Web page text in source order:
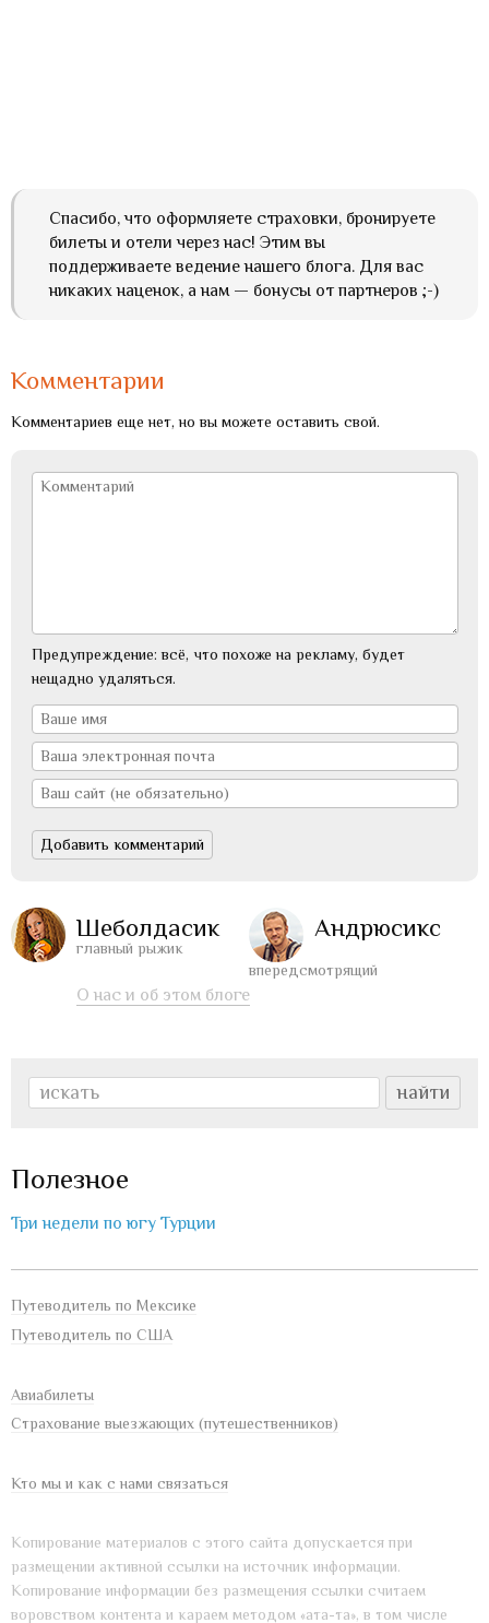
Спасибо, что оформляете страховки, бронируете
билеты и отели через нас! Этим вы
поддерживаете ведение нашего блога. Для вас
никаких наценок, а нам — бонусы от партнеров ;-)
Комментарии
Комментариев еще нет, но вы можете оставить свой.
Предупреждение: всё, что похоже на рекламу, будет
нещадно удаляться.
Шеболдасик
главный рыжик
Андрюсикс
впередсмотрящий
О нас и об этом блоге
Полезное
Три недели по югу Турции
Путеводитель по Мексике
Путеводитель по США
Авиабилеты
Страхование выезжающих (путешественников)
Кто мы и как с нами связаться
Копирование материалов с этого сайта допускается при
размещении активной ссылки на источник информации.
Копирование информации без размещения ссылки считаем
воровством контента и караем методом «ата-та», в том числе